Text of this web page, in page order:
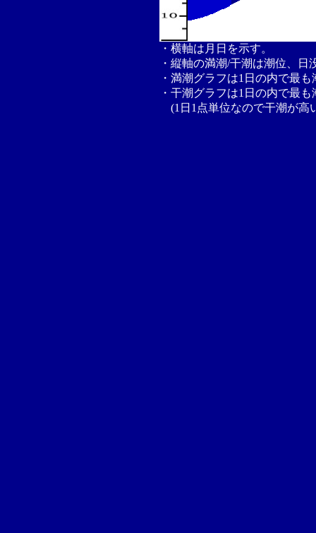
・横軸は月日を示す。
・縦軸の満潮/干潮は潮位、
・満潮グラフは1日の内で最
・干潮グラフは1日の内で最
(1日1点単位なので干潮が高